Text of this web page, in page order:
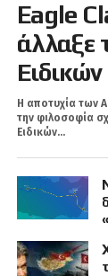
Eagle
άλλαξε
Η αποτυχία των
την φιλοσοφία
Ειδικών...